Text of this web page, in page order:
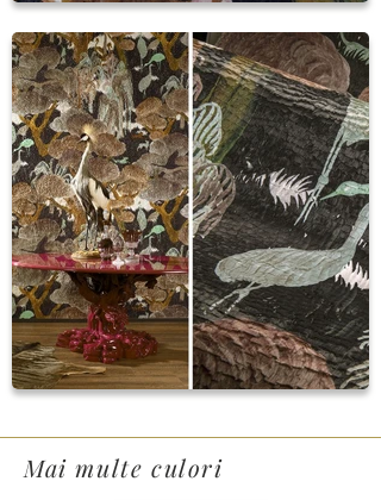
Mai multe culori